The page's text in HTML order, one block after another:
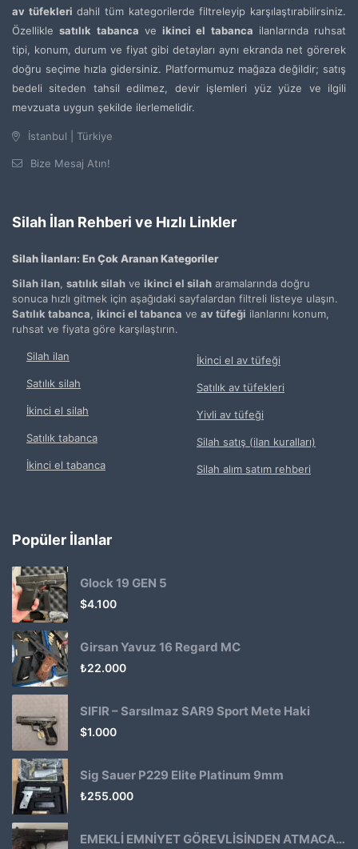
av tüfekleri dahil tüm kategorilerde filtreleyip karşılaştırabilirsiniz.
Özelliklesatılık tabanca ve ikinci el tabanca ilanlarında ruhsat
tipi, konum, durum ve fiyat gibi detayları aynı ekranda net görerek
doğru seçime hızla gidersiniz. Platformumuz mağaza değildir; satış
bedeli siteden tahsil edilmez, devir işlemleri yüz yüze ve ilgili
mevzuata uygun şekilde ilerlemelidir.
İstanbul | Türkiye
Bize Mesaj Atın!
Silah İlan Rehberi ve Hızlı Linkler
Silah İlanları: En Çok Aranan Kategoriler
Silah ilan, satılık silah ve ikinci el silah aramalarında doğru
sonuca hızlı gitmek için aşağıdaki sayfalardan filtreli listeye ulaşın.
Satılık tabanca, ikinci el tabanca ve av tüfeği ilanlarını konum,
ruhsat ve fiyata göre karşılaştırın.
Silah ilan
Satılık silah
İkinci el silah
Satılık tabanca
İkinci el tabanca
İkinci el av tüfeği
Satılık av tüfekleri
Yivli av tüfeği
Silah satış (ilan kuralları)
Silah alım satım rehberi
Popüler İlanlar
Glock 19 GEN 5
$4.100
Girsan Yavuz 16 Regard MC
₺22.000
SIFIR – Sarsılmaz SAR9 Sport Mete Haki
$1.000
Sig Sauer P229 Elite Platinum 9mm
₺255.000
EMEKLİ EMNİYET GÖREVLİSİNDEN ATMACA 53 KLASİK14